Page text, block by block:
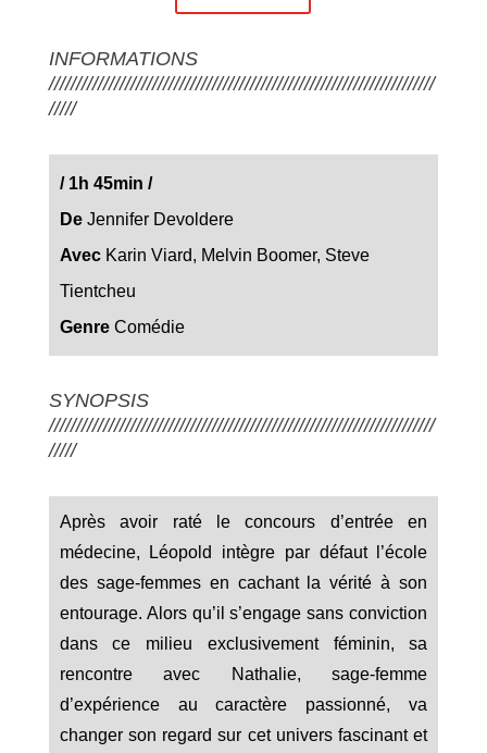
INFORMATIONS
///////////////////////////////////////////////////////////////////////
/////
/ 1h 45min /
DeJennifer Devoldere
AvecKarin Viard, Melvin Boomer, Steve
Tientcheu
GenreComédie
SYNOPSIS
///////////////////////////////////////////////////////////////////////
/////
Après avoir raté le concours d’entrée en
médecine, Léopold intègre par défaut l’école
des sage-femmes en cachant la vérité à son
entourage. Alors qu’il s’engage sans conviction
dans ce milieu exclusivement féminin, sa
rencontre avec Nathalie, sage-femme
d’expérience au caractère passionné, va
changer son regard sur cet univers fascinant et